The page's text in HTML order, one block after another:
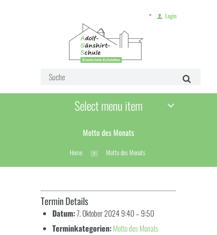
Login
Select menu item
Motto des Monats
Home Motto des Monats
Termin Details
Datum:7. Oktober 2024 9:40– 9:50
Terminkategorien:Motto des Monats